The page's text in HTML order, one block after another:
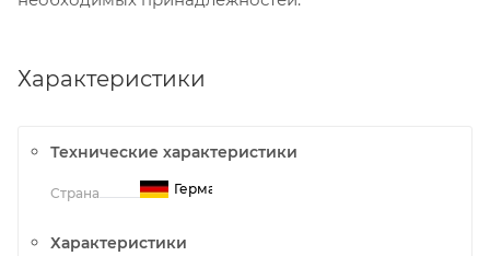
Характеристики
Технические характеристики
Страна Германия
Характеристики